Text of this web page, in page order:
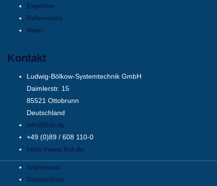
Expertise
Referenzen
News
Kontakt
Ludwig-Bölkow-Systemtechnik GmbH
Daimlerstr. 15
85521 Ottobrunn
Deutschland
info@lbst.de
+49 (0)89 / 608 110-0
https://www.lbst.de
Impressum
Datenschutz